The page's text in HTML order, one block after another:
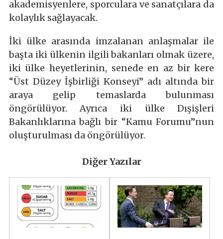
akademisyenlere, sporculara ve sanatçılara da
kolaylık sağlayacak.
İki ülke arasında imzalanan anlaşmalar ile
başta iki ülkenin ilgili bakanları olmak üzere,
iki ülke heyetlerinin, senede en az bir kere
“Üst Düzey İşbirliği Konseyi” adı altında bir
araya gelip temaslarda bulunması
öngörülüyor. Ayrıca iki ülke Dışişleri
Bakanlıklarına bağlı bir “Kamu Forumu”nun
oluşturulması da öngörülüyor.
Diğer Yazılar